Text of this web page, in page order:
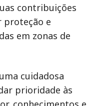
contribuições
proteção e
em zonas de
cuidadosa
prioridade às